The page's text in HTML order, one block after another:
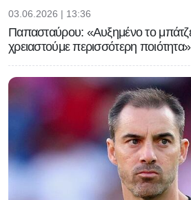
03.06.2026 | 13:36
Παπασταύρου: «Αυξημένο το
χρειαστούμε περισσότερη ποιότητα»